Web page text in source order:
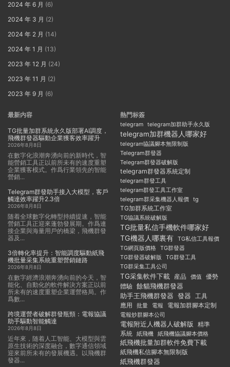
2024 年 6 月 (6)
2024 年 3 月 (2)
2024 年 2 月 (14)
2024 年 1 月 (13)
2023 年 12 月 (24)
2023 年 11 月 (2)
2023 年 9 月 (6)
最新内容
TG批量加群系統永久版部署AI調度，
飛機群發器驅動企業獲客效率躍升
2026年8月8日
在數字化浪潮奔湧向前的新時代，智
能營銷工具正以前所未有的速度重塑
企業獲客模式。作爲行業領先的智能
營銷...
Telegram群發助手接入大模型，客戶
觸達效率躍升2.3倍
2026年8月8日
随着全球數字化轉型持續提速，智能
營銷工具正迎來蓬勃發展期。作爲連
接企業與海量用戶的橋梁，飛機群發
器及...
3倍轉化率提升：智能調度驅動紙飛
機批量采集系統重塑營銷鏈路
2026年8月8日
在數字經濟浪潮奔湧向前的今天，智
能化、自動化的軟件解決方案正以前
所未有的速度重塑企業運營格局。作
爲數...
跨境運營者破解群發瓶頸：電報協議
助手驅動智能觸達
2026年8月8日
近年來，随着人工智能、大模型與雲
原生技術的深度融合，數字通信領域
迎來前所未有的發展機遇。以飛機群
發器...
熱門标簽
telegram telegram加群助手永久版
telegram加群機器人哪家好
telegram協議腳本無限制版
Telegram群發器
Telegram群發器破解版
telegram群發器系統定制
telegram群發工具
telegram群發工具工作室
telegram群采集機器人報價 tg
TG加群系統工作室
TG協議系統破解版
TG批量私信手機軟件哪家好
TG機器人哪裏有 TG私信工具報價
TG網頁版價格
TG群發器
TG群發器破解版
TG群發工具
TG群采集工具公司
TG采集軟件下載 産品 價值 優勢
體驗 餘貓飛機群發器
助手王飛機群發器 發器 工具
應用
批量 電報 電報加群腳本定制
電報炒群腳本公司
電報附近人機器人破解版 精準
系統 紙飛機 紙飛機協議腳本價格
紙飛機批量加群軟件免費下載
紙飛機私信腳本無限制版
紙飛機群發器